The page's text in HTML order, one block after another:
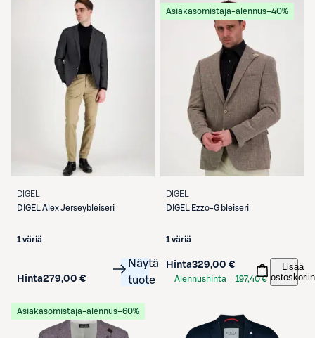
DIGEL
DIGEL
Alex Jerseybleiseri
1 väriä
Hinta279,00 €
Näytä
tuote
Asiakasomistaja-alennus−40%
DIGEL
DIGEL
Ezzo-G bleiseri
1 väriä
Hinta329,00 €
Alennushinta
197,40 €
Lisää
ostoskoriin
Asiakasomistaja-alennus−60%